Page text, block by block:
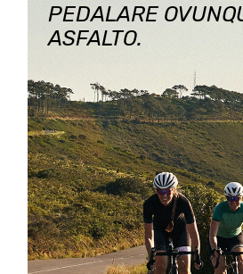
PEDALARE
ASFALTO.